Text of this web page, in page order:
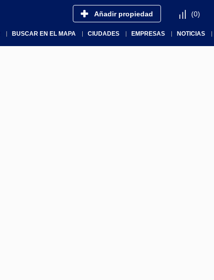
Añadir propiedad (0)
BUSCAR EN EL MAPA CIUDADES EMPRESAS NOTICIAS